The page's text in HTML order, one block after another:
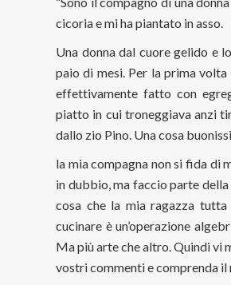
cicoria e mi ha piantato in asso.
Una donna dal cuore gelido e
paio di mesi. Per la prima
effettivamente fatto con
piatto in cui troneggiava anzi
dallo zio Pino. Una cosa
la mia compagna non si fida di
in dubbio, ma faccio parte
cosa che la mia ragazza
cucinare è un’operazione
Ma più arte che altro. Quindi vi
vostri commenti e comprenda il